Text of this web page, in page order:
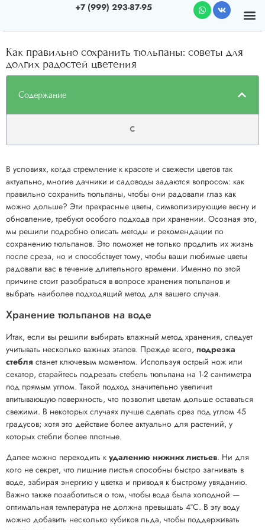
+7 (999) 293-87-95
Как правильно сохранить тюльпаны: советы для
долгих радостей цветения
Содержание
В условиях, когда стремление к красоте и свежести цветов так
актуально, многие дачники и садоводы задаются вопросом: как
правильно сохранить тюльпаны, чтобы они радовали глаз как
можно дольше? Эти прекрасные цветы, символизирующие весну и
обновление, требуют особого подхода при хранении. Осозная это,
мы решили подробно описать методы и рекомендации по
сохранению тюльпанов. Это поможет не только продлить их жизнь
после среза, но и способствует тому, чтобы ваши любимые цветы
радовали вас в течение длительного времени. Именно по этой
причине стоит разобраться в вопросе хранения тюльпанов и
выбрать наиболее подходящий метод для вашего случая.
Хранение тюльпанов на воде
Итак, если вы решили выбирать влажный метод хранения, следует
учитывать несколько важных этапов. Прежде всего, подрезка
стебля станет ключевым моментом. Используя острый нож или
секатор, старайтесь подрезать стебель тюльпана на 1-2 сантиметра
под прямым углом. Такой подход значительно увеличит
впитывающую поверхность, что позволит цветам дольше оставаться
свежими. В некоторых случаях лучше сделать срез под углом 45
градусов; хотя это действие более актуально для растений, у
которых стебли более плотные.
Далее можно переходить к удалению нижних листьев. Ни для
кого не секрет, что лишние листья способны быстро загнивать в
воде, забирая энергию у цветка и приводя к быстрому увяданию.
Важно также позаботиться о том, чтобы вода была холодной —
оптимальная температура не должна превышать 4°C. В эту воду
можно добавить несколько кубиков льда, чтобы поддерживать